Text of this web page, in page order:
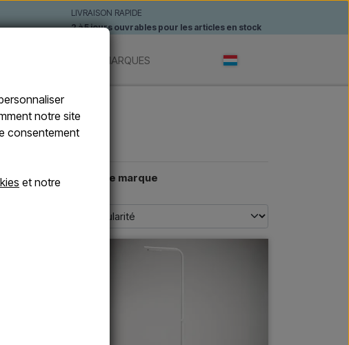
LIVRAISON RAPIDE
2 à 5 jours ouvrables pour les articles en stock
MARQUES
Nom de marque
notre site
consentement
et notre